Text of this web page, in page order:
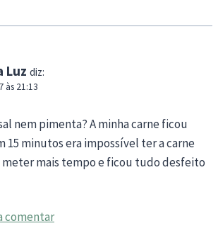
Luz diz:
às 21:13
nem pimenta? A minha carne ficou
minutos era impossível ter a carne
mais tempo e ficou tudo desfeito
comentar